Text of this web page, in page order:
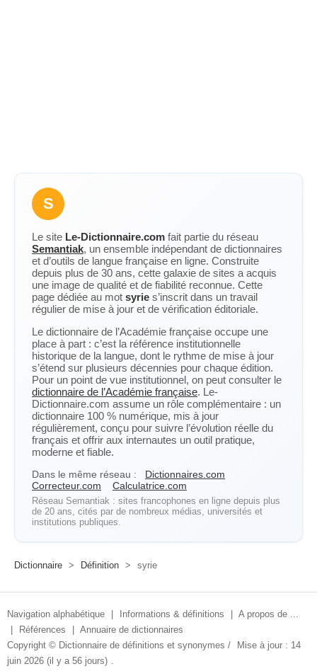
S
Le site Le-Dictionnaire.com fait partie du réseau
Semantiak, un ensemble indépendant de dictionnaires
et d’outils de langue française en ligne. Construite
depuis plus de 30 ans, cette galaxie de sites a acquis
une image de qualité et de fiabilité reconnue. Cette
page dédiée au mot syrie s’inscrit dans un travail
régulier de mise à jour et de vérification éditoriale.
Le dictionnaire de l’Académie française occupe une
place à part : c’est la référence institutionnelle
historique de la langue, dont le rythme de mise à jour
s’étend sur plusieurs décennies pour chaque édition.
Pour un point de vue institutionnel, on peut consulter le
dictionnaire de l’Académie française. Le-
Dictionnaire.com assume un rôle complémentaire : un
dictionnaire 100 % numérique, mis à jour
régulièrement, conçu pour suivre l’évolution réelle du
français et offrir aux internautes un outil pratique,
moderne et fiable.
Dans le même réseau :
Dictionnaires.com
Correcteur.com
Calculatrice.com
Réseau Semantiak : sites francophones en ligne depuis plus
de 20 ans, cités par de nombreux médias, universités et
institutions publiques.
Dictionnaire > Définition > syrie
Navigation alphabétique Informations & définitions
A propos de ...
Références
Annuaire de dictionnaires
Copyright © Dictionnaire de définitions et synonymes /
Mise à jour : 14
juin 2026 (il y a 56 jours)